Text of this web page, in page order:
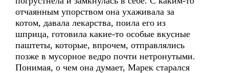
отчаянным упорством она ухаживала за
котом, давала лекарства, поила его из
шприца, готовила какие-то особые вкусные
паштеты, которые, впрочем, отправлялись
позже в мусорное ведро почти нетронутыми.
Понимая, о чем она думает, Марек старался